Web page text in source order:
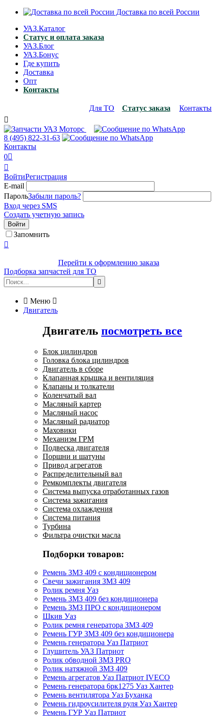
Доставка по всей России
УАЗ.Каталог
Статус и оплата заказа
УАЗ.Блог
УАЗ.Бонус
Где купить
Доставка
Опт
Контакты
Для ТО Статус заказа
Контакты

8 (495) 822-31-63
Контакты
0

ВойтиРегистрация
E-mail
ПарольЗабыли пароль?
Вход через SMS
Создать учетную запись
Войти
Запомнить

Перейти к оформлению заказа
Подборка запчастей для ТО

 Меню 
Двигатель
Двигатель посмотреть все
Блок цилиндров
Головка блока цилиндров
Двигатель в сборе
Клапанная крышка и вентиляция
Клапаны и толкатели
Коленчатый вал
Масляный картер
Масляный насос
Масляный радиатор
Маховики
Механизм ГРМ
Подвеска двигателя
Поршни и шатуны
Привод агрегатов
Распределительный вал
Ремкомплекты двигателя
Система выпуска отработанных газов
Система зажигания
Система охлаждения
Система питания
Турбина
Фильтра очистки масла
Подборки товаров:
Ремень ЗМЗ 409 с кондиционером
Свечи зажигания ЗМЗ 409
Ролик ремня Уаз
Ремень ЗМЗ 409 без кондиционера
Ремень ЗМЗ ПРО с кондиционером
Шкив Уаз
Ролик ремня генератора ЗМЗ 409
Ремень ГУР ЗМЗ 409 без кондиционера
Ремень генератора Уаз Патриот
Глушитель УАЗ Патриот
Ролик обводной ЗМЗ PRO
Ролик натяжной ЗМЗ 409
Ремень агрегатов Уаз Патриот IVECO
Ремень генератора 6рк1275 Уаз Хантер
Ремень вентилятора Уаз Буханка
Ремень гидроусилителя руля Уаз Хантер
Ремень ГУР Уаз Патриот